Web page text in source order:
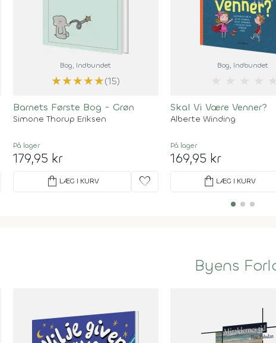
Bog, Indbundet
★★★★★(15)
Barnets Første Bog - Grøn
Simone Thorup Eriksen
På lager
179,95 kr
shopping_bag LÆG I KURV favorite
Bog, Indbundet
Skal Vi Være Venner?
Alberte Winding
På lager
169,95 kr
shopping_bag LÆG I KURV
Byens